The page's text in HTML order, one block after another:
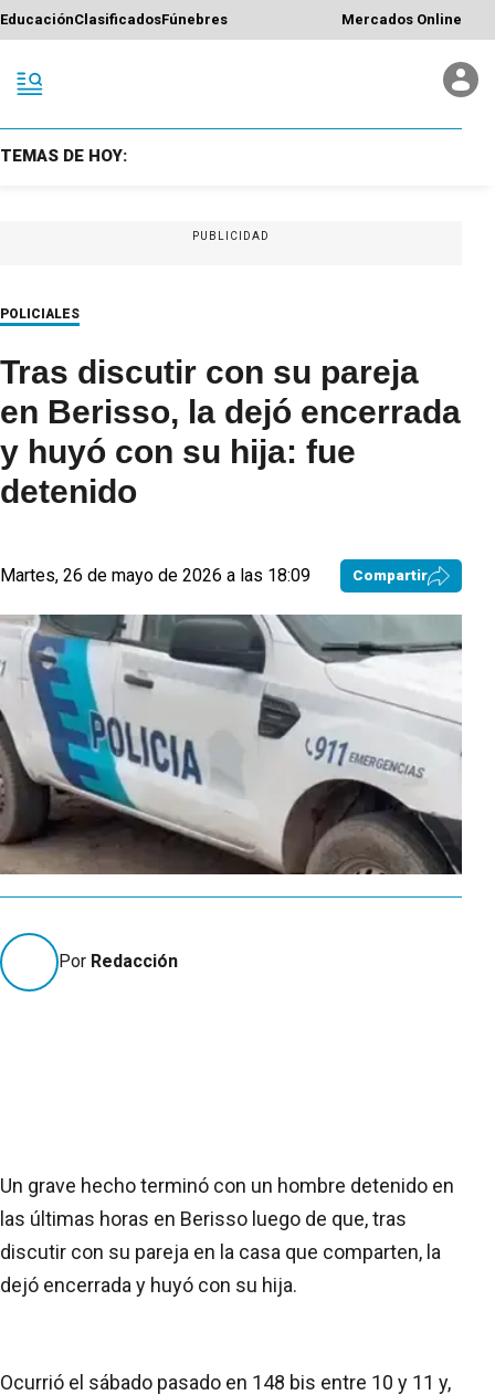
EducaciónClasificadosFúnebres Mercados Online
TEMAS DE HOY:
PUBLICIDAD
POLICIALES
Tras discutir con su pareja
en Berisso, la dejó encerrada
y huyó con su hija: fue
detenido
Martes, 26 de mayo de 2026 a las 18:09 Compartir
Por Redacción
Un grave hecho terminó con un hombre detenido en
las últimas horas en Berisso luego de que, tras
discutir con su pareja en la casa que comparten, la
dejó encerrada y huyó con su hija.
Ocurrió el sábado pasado en 148 bis entre 10 y 11 y,